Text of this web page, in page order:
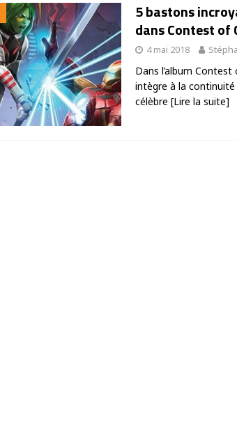
5 bastons
dans Contest of
4 mai 2018
Dans l’album
intègre à la continuité
célèbre [Lire la suite]